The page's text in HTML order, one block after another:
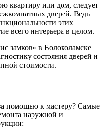
квартиру или дом, следует
дверей. Ведь
этих
всего интерьера в целом.
замков» в Волоколамске
состояния дверей и
стоимости.
помощью к мастеру? Самые
наружной и